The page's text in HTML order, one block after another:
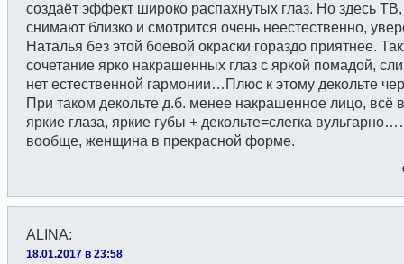
создаёт эффект широко распахнутых глаз. Но здесь ТВ,
снимают близко и смотрится очень неестественно,
Наталья без этой боевой окраски гораздо приятнее.
сочетание ярко накрашенных глаз с яркой помадой,
нет естественной гармонии…Плюс к этому декольте
При таком декольте д.б. менее накрашенное лицо, всё
яркие глаза, яркие губы + декольте=слегка
вообще, женщина в прекрасной форме.
ALINA:
18.01.2017 в 23:58